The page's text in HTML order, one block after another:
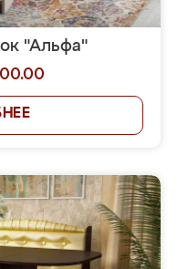
"Альфа"